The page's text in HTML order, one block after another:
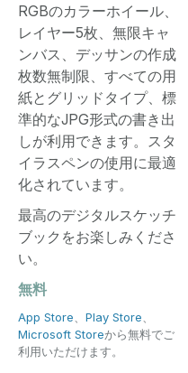
RGBのカラーホイール、
レイヤー5枚、無限キャ
ンバス、デッサンの作成
枚数無制限、すべての用
紙とグリッドタイプ、標
準的なJPG形式の書き出
しが利用できます。スタ
イラスペンの使用に最適
化されています。
最高のデジタルスケッチ
ブックをお楽しみくださ
い。
無料
App Store、 Play Store、
Microsoft Storeから無料でご
利用いただけます。